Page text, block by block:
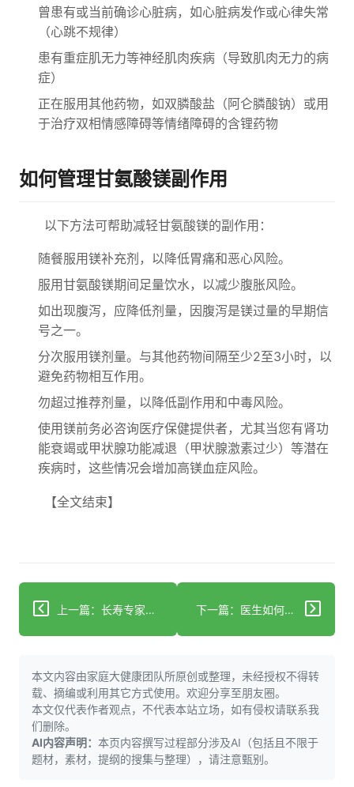
曾患有或当前确诊心脏病，如心脏病发作或心律失常
（心跳不规律）
患有重症肌无力等神经肌肉疾病（导致肌肉无力的病
症）
正在服用其他药物，如双膦酸盐（阿仑膦酸钠）或用
于治疗双相情感障碍等情绪障碍的含锂药物
如何管理甘氨酸镁副作用
以下方法可帮助减轻甘氨酸镁的副作用：
随餐服用镁补充剂，以降低胃痛和恶心风险。
服用甘氨酸镁期间足量饮水，以减少腹胀风险。
如出现腹泻，应降低剂量，因腹泻是镁过量的早期信
号之一。
分次服用镁剂量。与其他药物间隔至少2至3小时，以
避免药物相互作用。
勿超过推荐剂量，以降低副作用和中毒风险。
使用镁前务必咨询医疗保健提供者，尤其当您有肾功
能衰竭或甲状腺功能减退（甲状腺激素过少）等潜在
疾病时，这些情况会增加高镁血症风险。
【全文结束】
上一篇：长寿专家建议50岁以上人群每日必吃的5种食物 下一篇：医生如何治疗心律失常
本文内容由家庭大健康团队所原创或整理，未经授权不得转
载、摘编或利用其它方式使用。欢迎分享至朋友圈。
本文仅代表作者观点，不代表本站立场，如有侵权请联系我
们删除。
AI内容声明： 本页内容撰写过程部分涉及AI（包括且不限于
题材，素材，提纲的搜集与整理），请注意甄别。